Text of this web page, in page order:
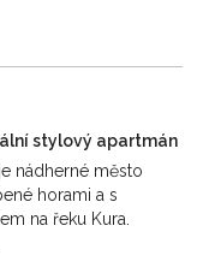
stylový apartmán
nádherné město
horami a s
na řeku Kura.